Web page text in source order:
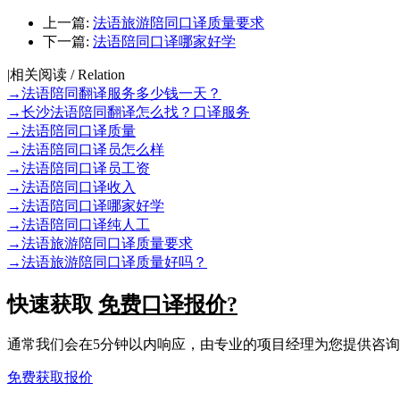
上一篇: 法语旅游陪同口译质量要求
下一篇: 法语陪同口译哪家好学
|相关阅读 / Relation
→法语陪同翻译服务多少钱一天？
→长沙法语陪同翻译怎么找？口译服务
→法语陪同口译质量
→法语陪同口译员怎么样
→法语陪同口译员工资
→法语陪同口译收入
→法语陪同口译哪家好学
→法语陪同口译纯人工
→法语旅游陪同口译质量要求
→法语旅游陪同口译质量好吗？
快速获取 免费口译报价?
通常我们会在5分钟以内响应，由专业的项目经理为您提供咨
免费获取报价